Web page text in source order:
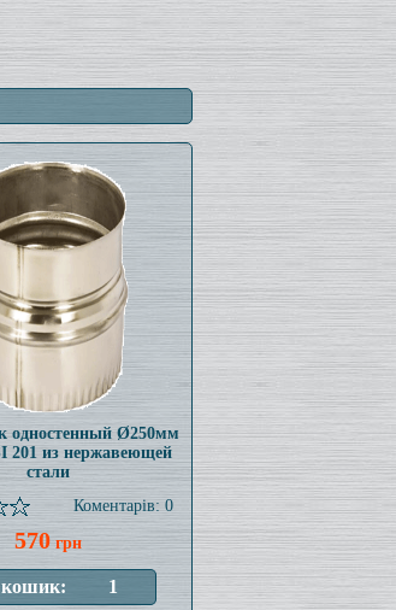
одностенный Ø250мм
201 из нержавеющей
стали
Коментарів: 0
570грн